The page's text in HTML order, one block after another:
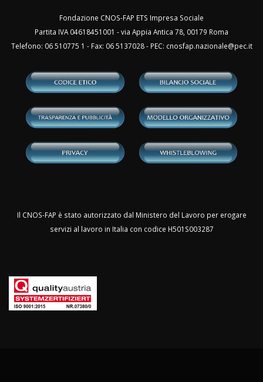
Fondazione CNOS-FAP ETS Impresa Sociale
Partita IVA 04618451001 - via Appia Antica 78, 00179 Roma
Telefono: 06 510775 1 - Fax: 06 5137028 - PEC: cnosfap.nazionale@pec.it
Il CNOS-FAP è stato autorizzato dal Ministero del Lavoro per erogare
servizi al lavoro in Italia con codice H501S003287